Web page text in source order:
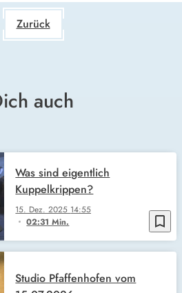
Zurück
auch
bookmark_border
15. Dez. 2025 14:55
02:31 Min.
Was sind eigentlich
Kuppelkrippen?
Studio Pfaffenhofen vom